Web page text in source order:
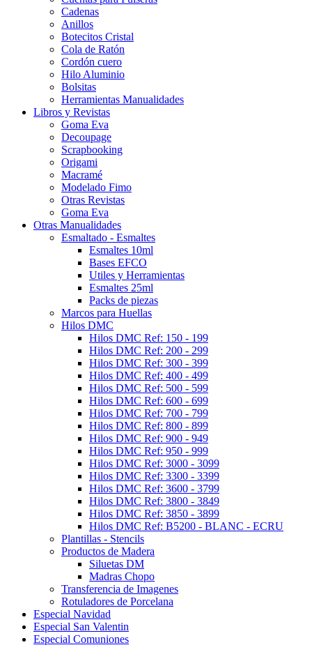
Cadenas
Anillos
Botecitos Cristal
Cola de Ratón
Cordón cuero
Hilo Aluminio
Bolsitas
Herramientas Manualidades
Libros y Revistas
Goma Eva
Decoupage
Scrapbooking
Origami
Macramé
Modelado Fimo
Otras Revistas
Goma Eva
Otras Manualidades
Esmaltado - Esmaltes
Esmaltes 10ml
Bases EFCO
Utiles y Herramientas
Esmaltes 25ml
Packs de piezas
Marcos para Huellas
Hilos DMC
Hilos DMC Ref: 150 - 199
Hilos DMC Ref: 200 - 299
Hilos DMC Ref: 300 - 399
Hilos DMC Ref: 400 - 499
Hilos DMC Ref: 500 - 599
Hilos DMC Ref: 600 - 699
Hilos DMC Ref: 700 - 799
Hilos DMC Ref: 800 - 899
Hilos DMC Ref: 900 - 949
Hilos DMC Ref: 950 - 999
Hilos DMC Ref: 3000 - 3099
Hilos DMC Ref: 3300 - 3399
Hilos DMC Ref: 3600 - 3799
Hilos DMC Ref: 3800 - 3849
Hilos DMC Ref: 3850 - 3899
Hilos DMC Ref: B5200 - BLANC - ECRU
Plantillas - Stencils
Productos de Madera
Siluetas DM
Madras Chopo
Transferencia de Imagenes
Rotuladores de Porcelana
Especial Navidad
Especial San Valentin
Especial Comuniones